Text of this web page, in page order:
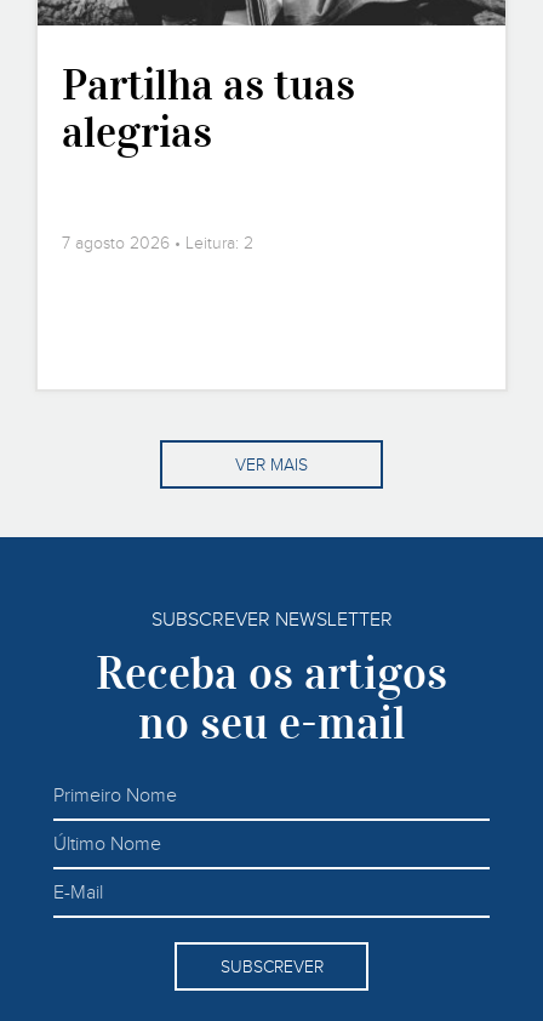
Partilha as tuas
alegrias
7 agosto 2026 • Leitura: 2
VER MAIS
SUBSCREVER NEWSLETTER
Receba os artigos
no seu e-mail
SUBSCREVER